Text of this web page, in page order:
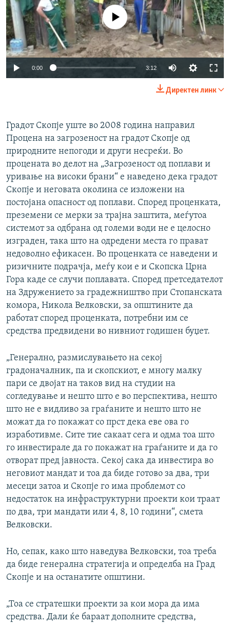
No media source currently available
0:00 3:12
Директен линк
Градот Скопје уште во 2008 година направил
Процена на загрозеност на градот Скопје од
природните непогоди и други несреќи. Во
процената во делот на „Загрозеност од поплави и
уривање на високи брани“ е наведено дека градот
Скопје и неговата околина се изложени на
постојана опасност од поплави. Според проценката,
преземени се мерки за трaјна заштита, меѓутоа
системот за одбрана од големи води не е целосно
изграден, така што на одредени места го прават
недоволно ефикасен. Во проценката се наведени и
ризичните подрачја, меѓу кои е и Скопска Црна
Гора каде се случи поплавата. Според претседателот
на Здружението за градежништво при Стопанската
комора, Никола Велковски, за општините да
работат според проценката, потребни им се
средства предвидени во нивниот годишен буџет.
„Генерално, размислувањето на секој
градоначалник, па и скопскиот, е многу малку
пари се двојат на таков вид на студии на
согледување и нешто што е во перспектива, нешто
што не е видливо за граѓаните и нешто што не
можат да го покажат со прст дека еве ова го
изработивме. Сите тие сакаат сега и одма тоа што
го инвестирале да го покажат на граѓаните и да го
отворат пред јавноста. Секој сака да инвестира во
неговиот мандат и тоа да биде готово за два, три
месеци затоа и Скопје го има проблемот со
недостаток на инфраструктурни проекти кои траат
по два, три мандати или 4, 8, 10 години“, смета
Велковски.
Но, сепак, како што наведува Велковски, тоа треба
да биде генерална стратегија и определба на Град
Скопје и на останатите општини.
„Тоа се стратешки проекти за кои мора да има
средства. Дали ќе бараат дополните средства,